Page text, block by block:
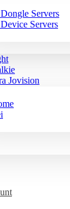
Servers
Servers
Jovision